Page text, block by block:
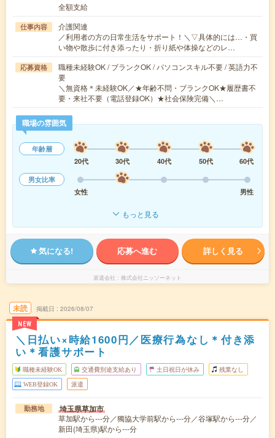
全額支給
仕事内容
介護関連
／利用者の方の日常生活をサポート！＼▽具体的には…・買
い物や散歩に付き添ったり・折り紙や体操などのレ…
応募資格
職種未経験OK / ブランクOK / パソコンスキル不要 / 英語力不
要
＼無資格＊未経験OK／★年齢不問・ブランクOK★履歴書不
要・来社不要（電話登録OK）★社会保険完備＼…
職場の雰囲気
年齢層
20代
30代 40代 50代
60代
男女比率
女性
男性
もっと見る
気になる! 応募へ進む 詳しく見る
派遣会社 株式会社ニッソーネット
未読
NEW
掲載日 2026/08/07
＼日払い×時給1600円／医療行為なし＊付き添
い＊看護サポート
職種未経験OK 交通費別途支給あり 土日祝日が休み 残業なし
WEB登録OK 派遣
勤務地 埼玉県草加市
草加駅から---分／獨協大学前駅から---分／谷塚駅から---分／
新田(埼玉県)駅から---分